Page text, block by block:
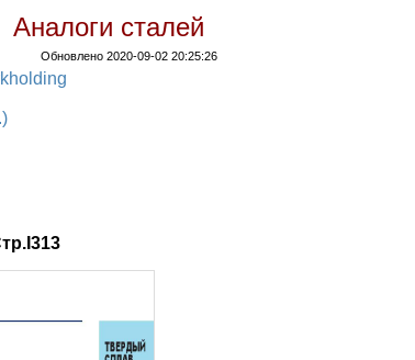
Аналоги сталей
Обновлено 2020-09-02 20:25:26